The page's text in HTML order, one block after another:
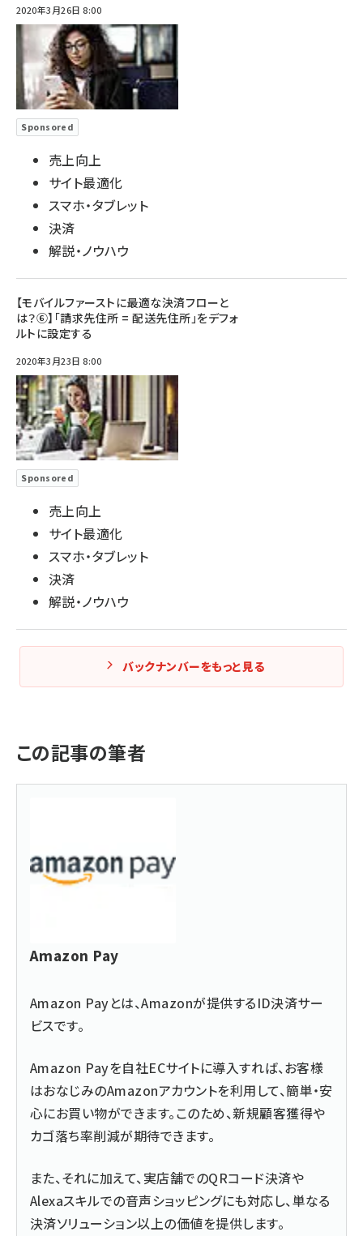
2020年3月26日 8:00
Sponsored
売上向上
サイト最適化
スマホ・タブレット
決済
解説・ノウハウ
【モバイルファーストに最適な決済フローと
は？⑥】「請求先住所 = 配送先住所」をデフォ
ルトに設定する
2020年3月23日 8:00
Sponsored
売上向上
サイト最適化
スマホ・タブレット
決済
解説・ノウハウ
バックナンバーをもっと見る
この記事の筆者
Amazon Pay
Amazon Payとは、Amazonが提供するID決済サー
ビスです。
Amazon Payを自社ECサイトに導入すれば、お客様
はおなじみのAmazonアカウントを利用して、簡単・安
心にお買い物ができます。このため、新規顧客獲得や
カゴ落ち率削減が期待できます。
また、それに加えて、実店舗でのQRコード決済や
Alexaスキルでの音声ショッピングにも対応し、単なる
決済ソリューション以上の価値を提供します。